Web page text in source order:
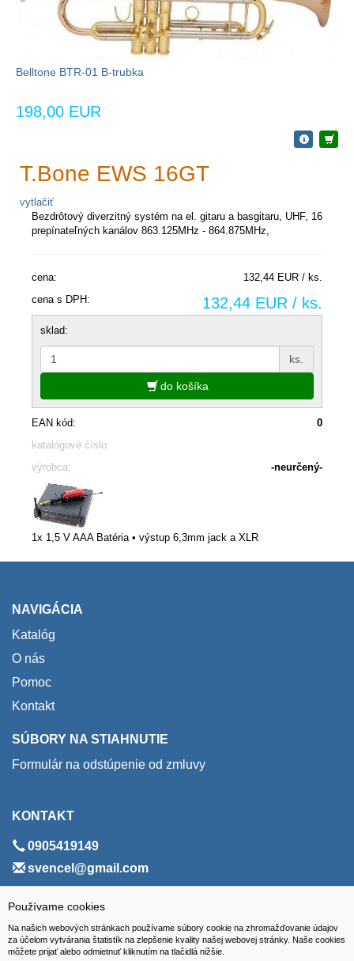
Používame cookies
Na našich webových stránkach používame súbory cookie na zhromažďovanie údajov
za účelom vytvárania štatistík na zlepšenie kvality našej webovej stránky. Naše cookies
môžete prijať alebo odmietnuť kliknutím na tlačidlá nižšie.
Belltone BTR-01 B-trubka
198,00 EUR
T.Bone EWS 16GT
vytlačiť
Bezdrôtový diverzitný systém na el. gitaru a basgitaru, UHF, 16
prepínateľných kanálov 863.125MHz - 864.875MHz,
cena:
132,44 EUR / ks.
cena s DPH:
132,44 EUR / ks.
sklad:
ks.
do košíka
EAN kód:
0
katalógové číslo:
výrobca:
-neurčený-
1x 1,5 V AAA Batéria • výstup 6,3mm jack a XLR
NAVIGÁCIA
Katalóg
O nás
Pomoc
Kontakt
SÚBORY NA STIAHNUTIE
Formulár na odstúpenie od zmluvy
KONTAKT
0905419149
svencel@gmail.com
ADRESA
VEST - tech s.r.o.
Hviezdoslavova 280/6, 965 01 Žiar nad Hronom